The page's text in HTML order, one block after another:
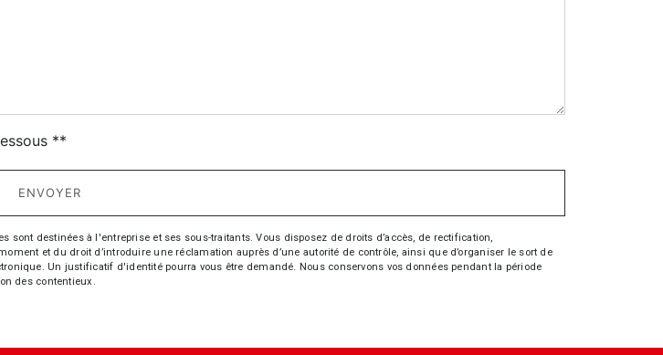
**
ENVOYER
destinées à l'entreprise et ses sous-traitants. Vous disposez de droits d’accès, de rectification,
et du droit d’introduire une réclamation auprès d’une autorité de contrôle, ainsi que d’organiser le sort de
Un justificatif d'identité pourra vous être demandé. Nous conservons vos données pendant la période
des contentieux.